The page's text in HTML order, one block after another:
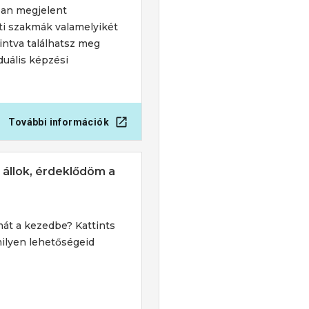
megjelent
szakmák valamelyikét
találhatsz meg
képzési
További információk
érdeklődöm a
a kezedbe? Kattints
lehetőségeid